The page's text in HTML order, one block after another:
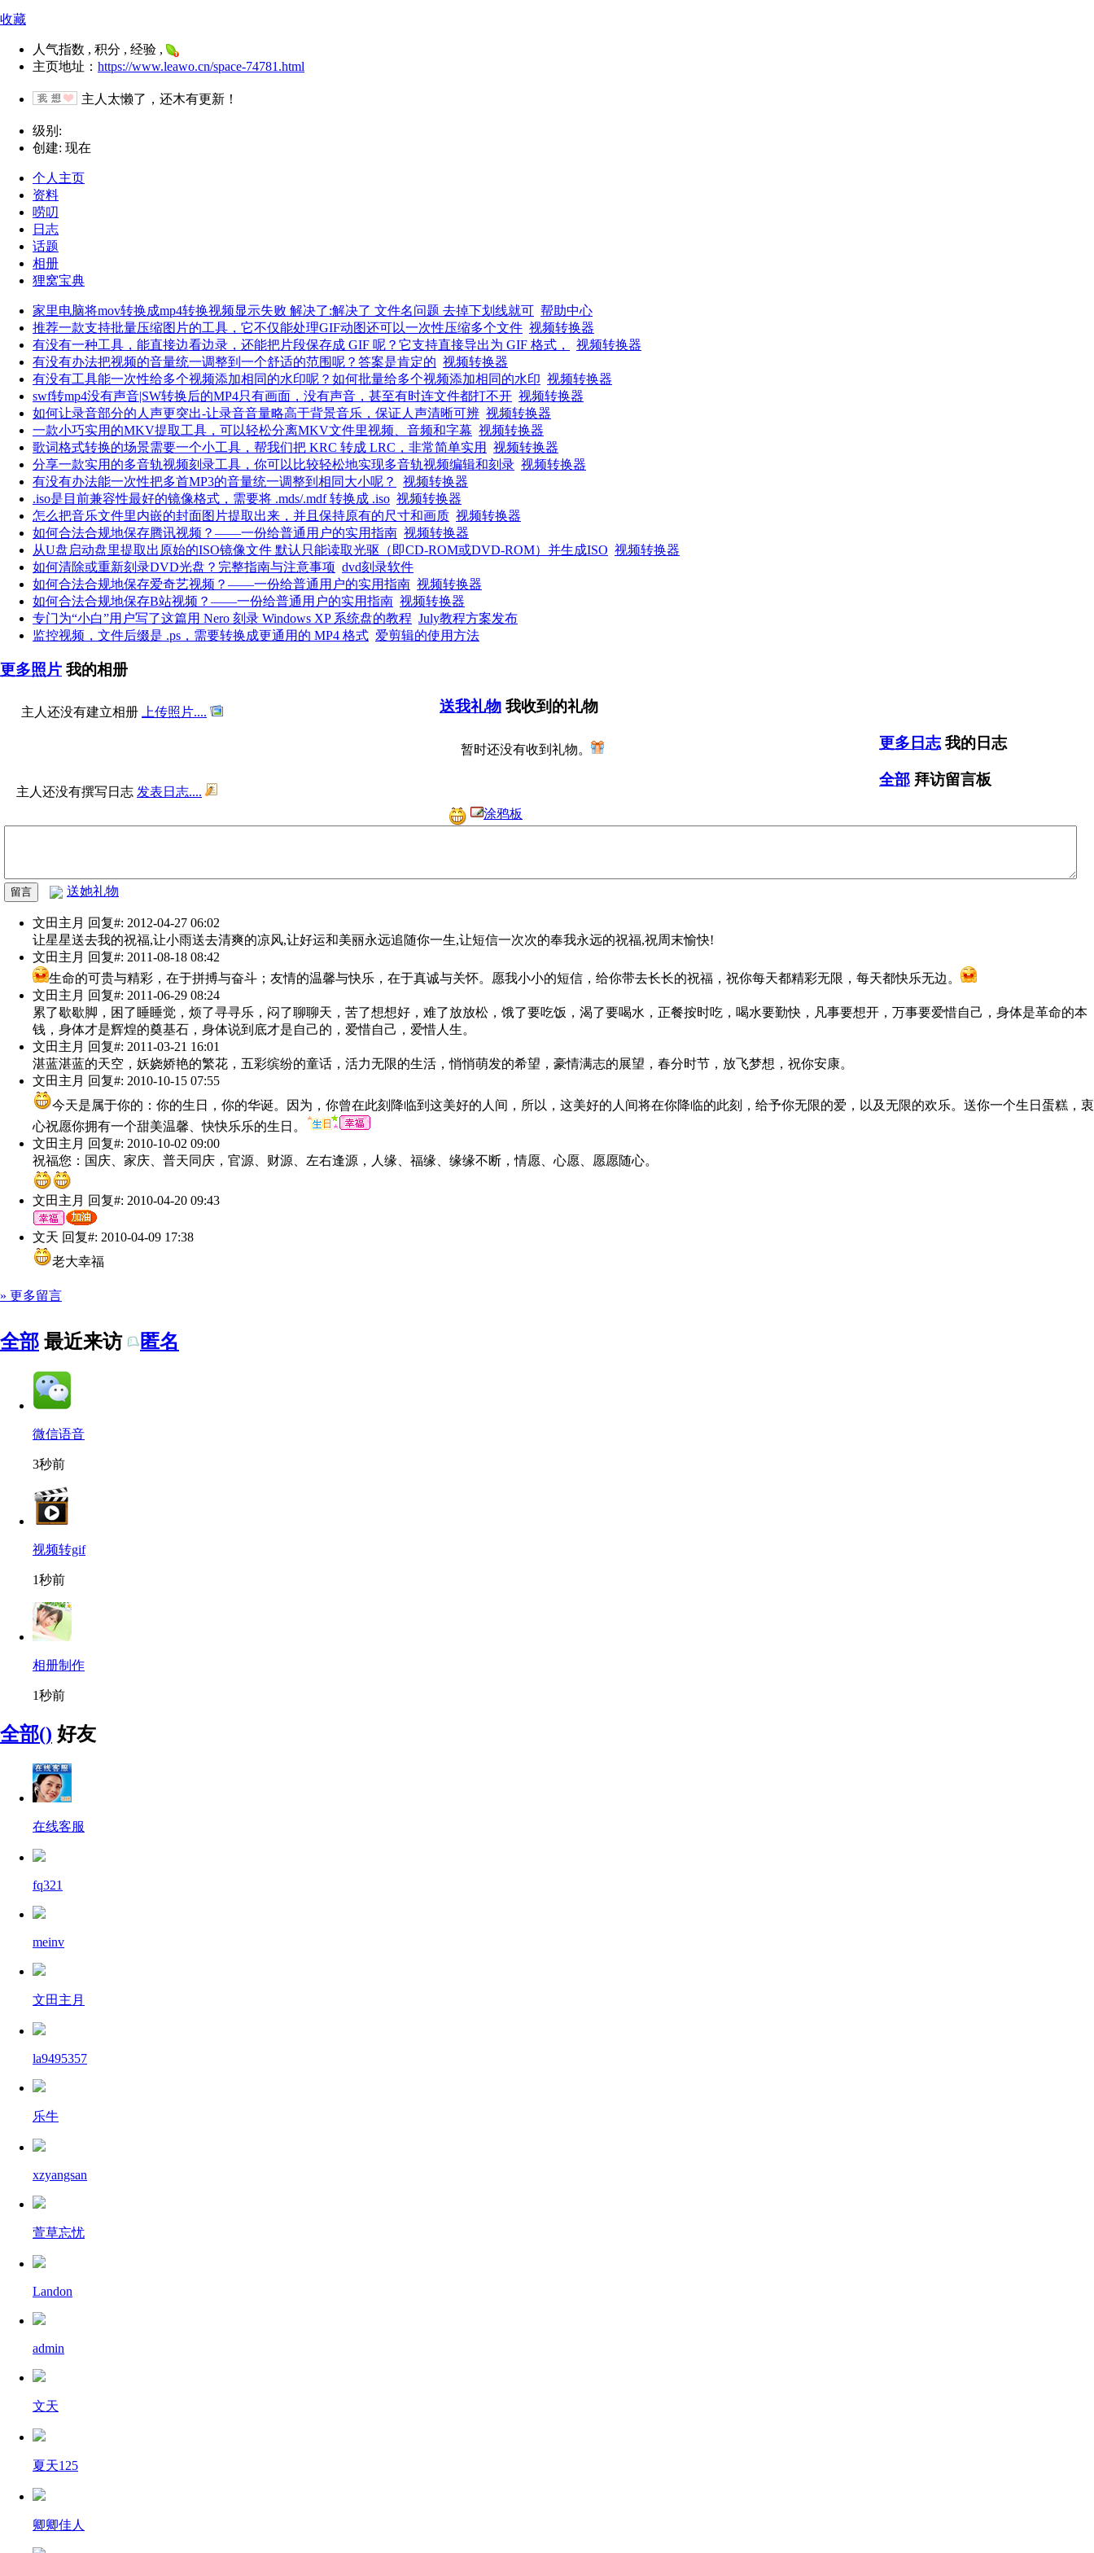
收藏
人气指数 , 积分 , 经验 ,
主页地址： https://www.leawo.cn/space-74781.html
主人太懒了，还木有更新！
级别:
创建: 现在
个人主页
资料
唠叨
日志
话题
相册
狸窝宝典
家里电脑将mov转换成mp4转换视频显示失败 解决了:解决了 文件名问题 去掉下划线就可 帮助中心
推荐一款支持批量压缩图片的工具，它不仅能处理GIF动图还可以一次性压缩多个文件 视频转换器
有没有一种工具，能直接边看边录，还能把片段保存成 GIF 呢？它支持直接导出为 GIF 格式，
视频转换器
有没有办法把视频的音量统一调整到一个舒适的范围呢？答案是肯定的 视频转换器
有没有工具能一次性给多个视频添加相同的水印呢？如何批量给多个视频添加相同的水印 视频转换器
swf转mp4没有声音|SW转换后的MP4只有画面，没有声音，甚至有时连文件都打不开 视频转换器
如何让录音部分的人声更突出-让录音音量略高于背景音乐，保证人声清晰可辨 视频转换器
一款小巧实用的MKV提取工具，可以轻松分离MKV文件里视频、音频和字幕 视频转换器
歌词格式转换的场景需要一个小工具，帮我们把 KRC 转成 LRC，非常简单实用
视频转换器
分享一款实用的多音轨视频刻录工具，你可以比较轻松地实现多音轨视频编辑和刻录 视频转换器
有没有办法能一次性把多首MP3的音量统一调整到相同大小呢？
视频转换器
.iso是目前兼容性最好的镜像格式，需要将 .mds/.mdf 转换成 .iso 视频转换器
怎么把音乐文件里内嵌的封面图片提取出来，并且保持原有的尺寸和画质 视频转换器
如何合法合规地保存腾讯视频？——一份给普通用户的实用指南 视频转换器
从U盘启动盘里提取出原始的ISO镜像文件 默认只能读取光驱（即CD-ROM或DVD-ROM）并生成ISO 视频转换器
如何清除或重新刻录DVD光盘？完整指南与注意事项 dvd刻录软件
如何合法合规地保存爱奇艺视频？——一份给普通用户的实用指南 视频转换器
如何合法合规地保存B站视频？——一份给普通用户的实用指南 视频转换器
专门为“小白”用户写了这篇用 Nero 刻录 Windows XP 系统盘的教程 July教程方案发布
监控视频，文件后缀是 .ps，需要转换成更通用的 MP4 格式 爱剪辑的使用方法
更多照片 我的相册
主人还没有建立相册 上传照片.... 送我礼物 我收到的礼物
暂时还没有收到礼物。 更多日志 我的日志
主人还没有撰写日志 发表日志....
全部 拜访留言板
涂鸦板
送她礼物
文田主月 回复#: 2012-04-27 06:02
让星星送去我的祝福,让小雨送去清爽的凉风,让好运和美丽永远追随你一生,让短信一次次的奉我永远的祝福,祝周末愉快!
文田主月 回复#: 2011-08-18 08:42
生命的可贵与精彩，在于拼搏与奋斗；友情的温馨与快乐，在于真诚与关怀。愿我小小的短信，给你带去长长的祝福，祝你每天都精彩无限，每天都快乐无边。
文田主月 回复#: 2011-06-29 08:24
累了歇歇脚，困了睡睡觉，烦了寻寻乐，闷了聊聊天，苦了想想好，难了放放松，饿了要吃饭，渴了要喝水，正餐按时吃，喝水要勤快，凡事要想开，万事要爱惜自己，身体是革命的本
钱，身体才是辉煌的奠基石，身体说到底才是自己的，爱惜自己，爱惜人生。
文田主月 回复#: 2011-03-21 16:01
湛蓝湛蓝的天空，妖娆娇艳的繁花，五彩缤纷的童话，活力无限的生活，悄悄萌发的希望，豪情满志的展望，春分时节，放飞梦想，祝你安康。
文田主月 回复#: 2010-10-15 07:55
今天是属于你的：你的生日，你的华诞。因为，你曾在此刻降临到这美好的人间，所以，这美好的人间将在你降临的此刻，给予你无限的爱，以及无限的欢乐。送你一个生日蛋糕，衷
心祝愿你拥有一个甜美温馨、快快乐乐的生日。
文田主月 回复#: 2010-10-02 09:00
祝福您：国庆、家庆、普天同庆，官源、财源、左右逢源，人缘、福缘、缘缘不断，情愿、心愿、愿愿随心。
文田主月 回复#: 2010-04-20 09:43
文天 回复#: 2010-04-09 17:38
老大幸福
» 更多留言
全部 最近来访 匿名
微信语音
3秒前
视频转gif
1秒前
相册制作
1秒前
全部() 好友
在线客服
fq321
meinv
文田主月
la9495357
乐牛
xzyangsan
萱草忘忧
Landon
admin
文天
夏天125
卿卿佳人